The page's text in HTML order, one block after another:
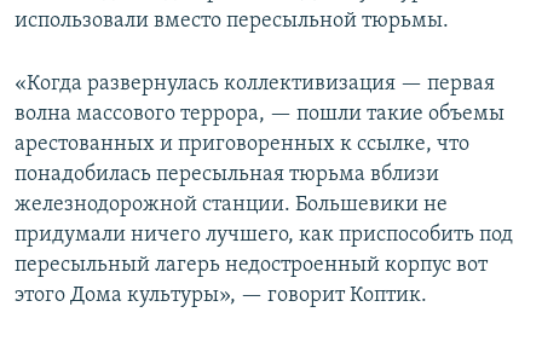
использовали вместо пересыльной тюрьмы.
«Когда развернулась коллективизация — первая
волна массового террора, — пошли такие объемы
арестованных и приговоренных к ссылке, что
понадобилась пересыльная тюрьма вблизи
железнодорожной станции. Большевики не
придумали ничего лучшего, как приспособить под
пересыльный лагерь недостроенный корпус вот
этого Дома культуры», — говорит Коптик.